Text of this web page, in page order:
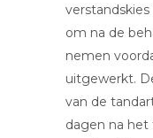
verstandskies
om na de
nemen
uitgewerkt.
van de
dagen na het